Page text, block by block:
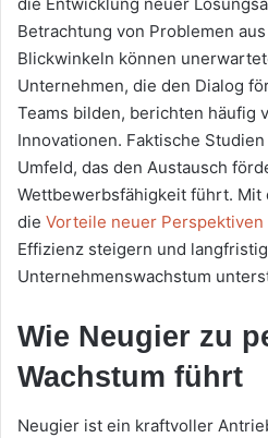
Betrachtung von Problemen
Blickwinkeln können
Unternehmen, die den Dialog
Teams bilden, berichten häufig
Innovationen. Faktische
Umfeld, das den Austausch
Wettbewerbsfähigkeit führt. Mit
die Vorteile neuer Perspektiven
Effizienz steigern und
Unternehmenswachstum
Wie Neugier zu
Wachstum führt
Neugier ist ein kraftvoller